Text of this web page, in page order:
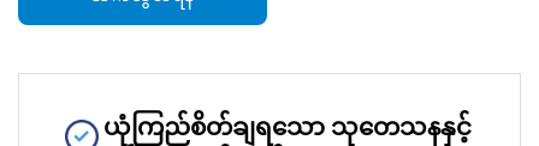
ယုံကြည်စိတ်ချရသော သုတေသနနှင့်